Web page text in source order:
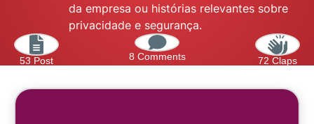
da empresa ou histórias relevantes sobre
privacidade e segurança.
53 Post 8 Comments 72 Claps